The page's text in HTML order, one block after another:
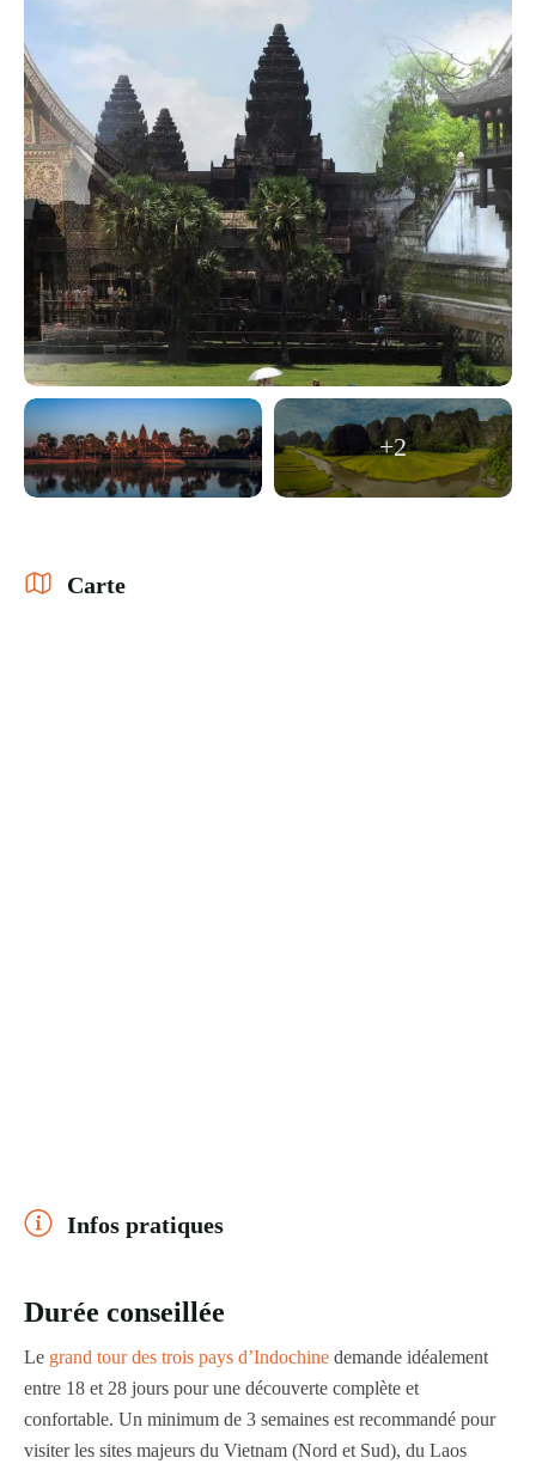
+2
Carte
Infos pratiques
Durée conseillée
Le grand tour des trois pays d’Indochine demande idéalement
entre 18 et 28 jours pour une découverte complète et
confortable. Un minimum de 3 semaines est recommandé pour
visiter les sites majeurs du Vietnam (Nord et Sud), du Laos